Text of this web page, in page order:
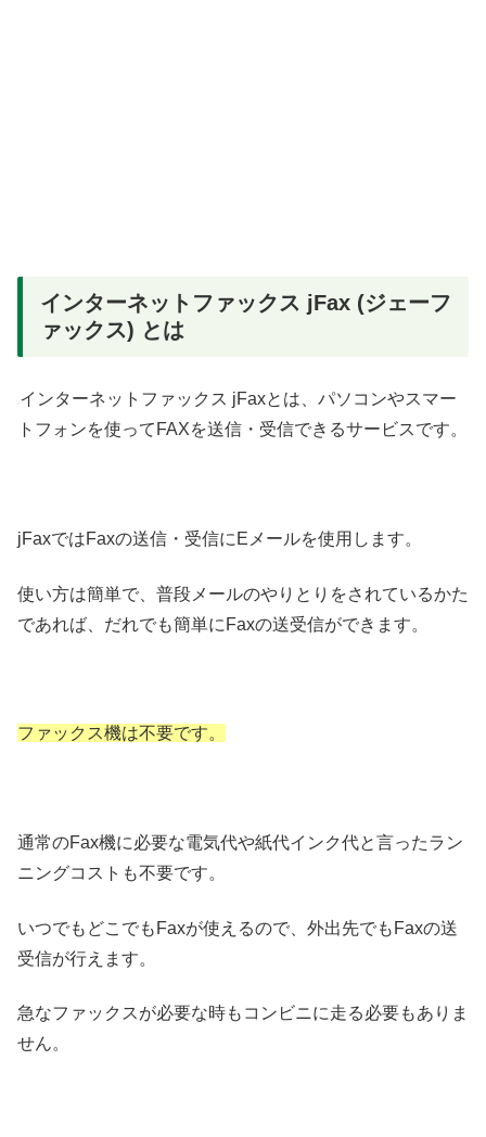
インターネットファックス jFax (ジェーフ
ァックス) とは
インターネットファックス jFaxとは、パソコンやスマー
トフォンを使ってFAXを送信・受信できるサービスです。
jFaxではFaxの送信・受信にEメールを使用します。
使い方は簡単で、普段メールのやりとりをされているかた
であれば、だれでも簡単にFaxの送受信ができます。
ファックス機は不要です。
通常のFax機に必要な電気代や紙代インク代と言ったラン
ニングコストも不要です。
いつでもどこでもFaxが使えるので、外出先でもFaxの送
受信が行えます。
急なファックスが必要な時もコンビニに走る必要もありま
せん。